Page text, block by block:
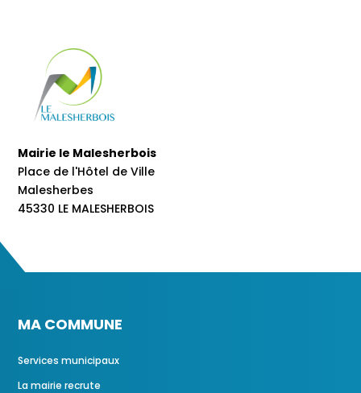
Mairie le Malesherbois
Place de l'Hôtel de Ville
Malesherbes
45330 LE MALESHERBOIS
MA COMMUNE
Services municipaux
La mairie recrute